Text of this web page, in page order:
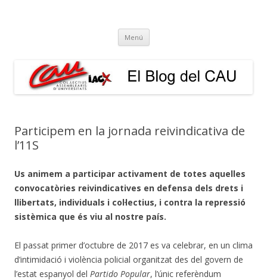
Menú Vés
contingut
Participem en la jornada reivindicativa de
l’11S
Us animem a participar activament de totes aquelles
convocatòries reivindicatives en defensa dels drets i
llibertats, individuals i col·lectius, i contra la repressió
sistèmica que és viu al nostre país.
El passat primer d’octubre de 2017 es va celebrar, en un clima
d’intimidació i violència policial organitzat des del govern de
l’estat espanyol del Partido Popular, l’únic referèndum